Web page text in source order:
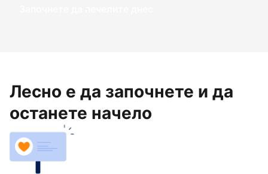
Започнете да печелите днес
Лесно е да започнете и да
останете начело